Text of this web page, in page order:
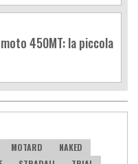
450MT: la piccola
MOTARD
NAKED